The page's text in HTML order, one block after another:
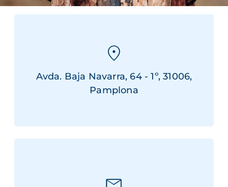
Avda. Baja Navarra, 64 - 1º, 31006,
Pamplona